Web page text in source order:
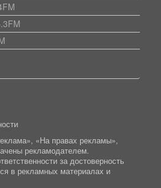
«На правах рекламы»,
рекламодателем.
за достоверность
в рекламных материалах и